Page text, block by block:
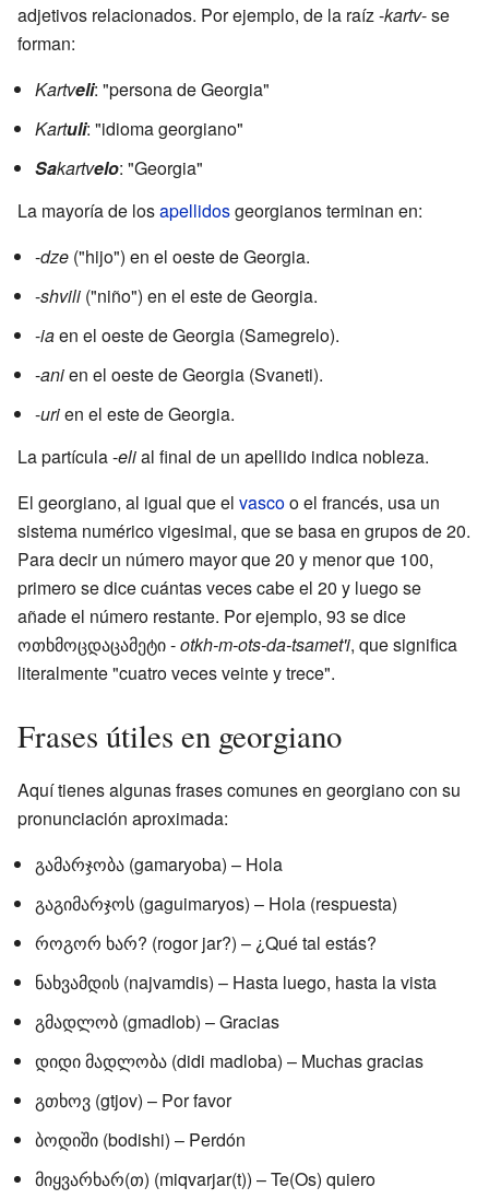
adjetivos relacionados. Por ejemplo, de la raíz -kartv- se
forman:
Kartveli: "persona de Georgia"
Kartuli: "idioma georgiano"
Sakartvelo: "Georgia"
La mayoría de losapellidosgeorgianos terminan en:
-dze ("hijo") en el oeste de Georgia.
-shvili ("niño") en el este de Georgia.
-iaen el oeste de Georgia (Samegrelo).
-anien el oeste de Georgia (Svaneti).
-urien el este de Georgia.
La partícula -elial final de un apellido indica nobleza.
El georgiano, al igual que el vascoo el francés, usa un
sistema numérico vigesimal, que se basa en grupos de 20.
Para decir un número mayor que 20 y menor que 100,
primero se dice cuántas veces cabe el 20 y luego se
añade el número restante. Por ejemplo, 93 se dice
ოთხმოცდაცამეტი -otkh-m-ots-da-tsamet'i, que significa
literalmente "cuatro veces veinte y trece".
Frases útiles en georgiano
Aquí tienes algunas frases comunes en georgiano con su
pronunciación aproximada:
გამარჯობა (gamaryoba) – Hola
გაგიმარჯოს (gaguimaryos) – Hola (respuesta)
როგორ ხარ? (rogor jar?) – ¿Qué tal estás?
ნახვამდის (najvamdis) – Hasta luego, hasta la vista
გმადლობ (gmadlob) – Gracias
დიდი მადლობა (didi madloba) – Muchas gracias
გთხოვ (gtjov) – Por favor
ბოდიში (bodishi) – Perdón
მიყვარხარ(თ) (miqvarjar(t)) – Te(Os) quiero